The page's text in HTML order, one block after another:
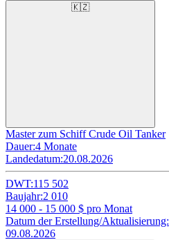
🇰🇿
Master zum Schiff Crude Oil Tanker
Dauer:4 Monate
Landedatum:20.08.2026
DWT:115 502
Baujahr:2 010
14 000 - 15 000 $ pro Monat
Datum der Erstellung/Aktualisierung:
09.08.2026